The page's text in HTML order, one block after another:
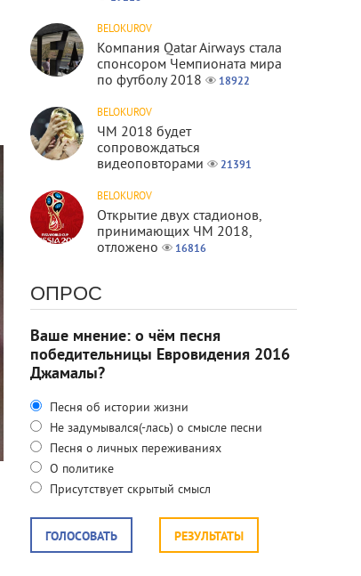
BELOKUROV
Компания Qatar Airways стала
спонсором Чемпионата мира
по футболу 2018
18922
BELOKUROV
ЧМ 2018 будет
сопровождаться
видеоповторами
21391
BELOKUROV
Открытие двух стадионов,
принимающих ЧМ 2018,
отложено
16816
ОПРОС
Ваше мнение: о чём песня
победительницы Евровидения 2016
Джамалы?
Песня об истории жизни
Не задумывался(-лась) о смысле песни
Песня о личных переживаниях
О политике
Присутствует скрытый смысл
ГОЛОСОВАТЬ РЕЗУЛЬТАТЫ